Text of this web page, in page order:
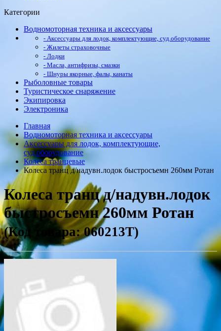
Категории
Водномоторная техника и аксессуары
- Аксессуары для лодок, комплектующие, суд.оборудование
- Жилеты страховочные
- Лодки
- Масла, антифризы, смазки
- Шнуры якорные, фалы, канаты
Рыболовные товары
Туристическое снаряжение
Экипировка
Электроника
Главная
Водномоторная техника и аксессуары
Аксессуары для лодок, комплектующие,
суд.оборудование
Колеса транцевые
Колеса транц д/надувн.лодок быстросъемн 260мм Ротан
Колеса транц д/надувн.лодок
быстросъемн 260мм Ротан
(Код товара: 060213Т)